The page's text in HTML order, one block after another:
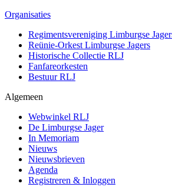
Organisaties
Regimentsvereniging Limburgse
Reünie-Orkest Limburgse Jagers
Historische Collectie RLJ
Fanfareorkesten
Bestuur RLJ
Algemeen
Webwinkel RLJ
De Limburgse Jager
In Memoriam
Nieuws
Nieuwsbrieven
Agenda
Registreren & Inloggen